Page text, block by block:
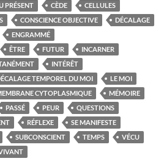
PRÉSENT CÈDE
CELLULES
CONSCIENCE OBJECTIVE
DÉCALAGE
ENGRAMMÉ
ÊTRE FUTUR
INCARNER
INTÉRÊT
TEMPOREL DU MOI
LE MOI
CYTOPLASMIQUE
MÉMOIRE
PASSÉ PEUR
QUESTIONS
RÉFLEXE
SE MANIFESTE
SUBCONSCIENT TEMPS
VÉCU